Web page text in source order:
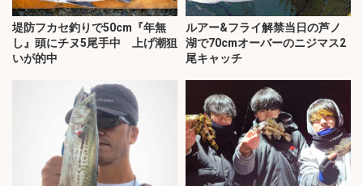
堤防フカセ釣りで50cm『年無
し』頭にチヌ5尾手中 上げ潮狙
いが的中
ルアー&フライ解禁当日の芦ノ
湖で70cmオーバーのニジマス2
尾キャッチ